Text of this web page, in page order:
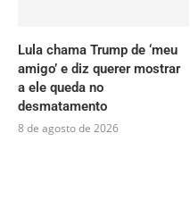
Lula chama Trump de ‘meu
amigo’ e diz querer mostrar
a ele queda no
desmatamento
8 de agosto de 2026